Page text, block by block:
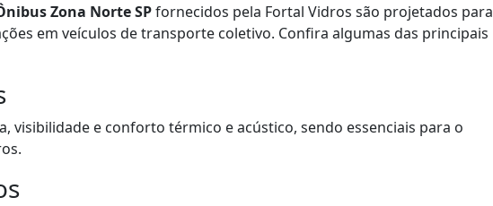
Zona Norte SPfornecidos pela Fortal Vidros são projetados para
em veículos de transporte coletivo. Confira algumas das principais
visibilidade e conforto térmico e acústico, sendo essenciais para o